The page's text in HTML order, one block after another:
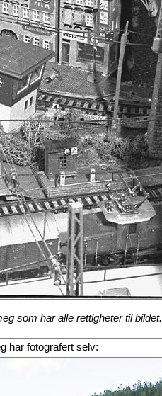
som har alle rettigheter til bildet.
har fotografert selv: